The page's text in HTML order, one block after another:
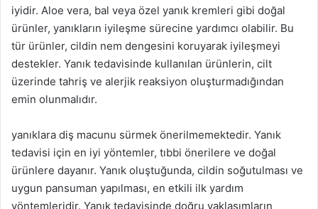
iyidir. Aloe vera, bal veya özel yanık kremleri gibi doğal
ürünler, yanıkların iyileşme sürecine yardımcı olabilir. Bu
tür ürünler, cildin nem dengesini koruyarak iyileşmeyi
destekler. Yanık tedavisinde kullanılan ürünlerin, cilt
üzerinde tahriş ve alerjik reaksiyon oluşturmadığından
emin olunmalıdır.
yanıklara diş macunu sürmek önerilmemektedir. Yanık
tedavisi için en iyi yöntemler, tıbbi önerilere ve doğal
ürünlere dayanır. Yanık oluştuğunda, cildin soğutulması ve
uygun pansuman yapılması, en etkili ilk yardım
yöntemleridir. Yanık tedavisinde doğru yaklaşımların